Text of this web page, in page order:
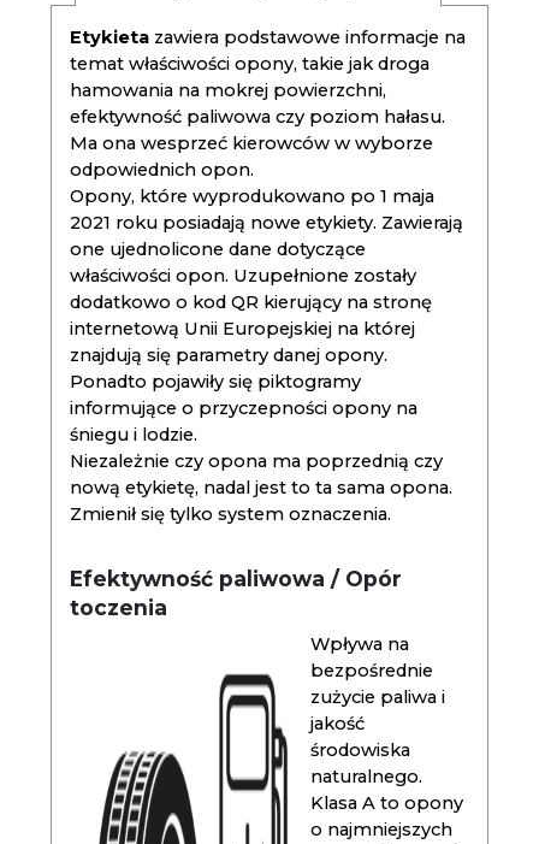
Etykieta zawiera podstawowe informacje na
temat właściwości opony, takie jak droga
hamowania na mokrej powierzchni,
efektywność paliwowa czy poziom hałasu.
Ma ona wesprzeć kierowców w wyborze
odpowiednich opon.
Opony, które wyprodukowano po 1 maja
2021 roku posiadają nowe etykiety. Zawierają
one ujednolicone dane dotyczące
właściwości opon. Uzupełnione zostały
dodatkowo o kod QR kierujący na stronę
internetową Unii Europejskiej na której
znajdują się parametry danej opony.
Ponadto pojawiły się piktogramy
informujące o przyczepności opony na
śniegu i lodzie.
Niezależnie czy opona ma poprzednią czy
nową etykietę, nadal jest to ta sama opona.
Zmienił się tylko system oznaczenia.
Efektywność paliwowa / Opór
toczenia
Wpływa na
bezpośrednie
zużycie paliwa i
jakość
środowiska
naturalnego.
Klasa A to opony
o najmniejszych